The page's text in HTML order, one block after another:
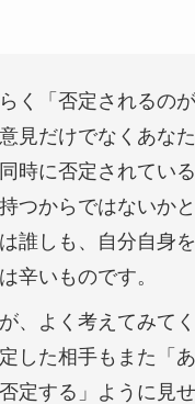
く「否定されるのが
見だけでなくあな
時に否定されてい
つからではないか
誰しも、自分自身
辛いものです。
、よく考えてみて
した相手もまた「
定する」ように見